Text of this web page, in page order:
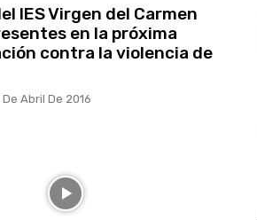
IES Virgen del Carmen
en la próxima
contra la violencia de
De Abril De 2016